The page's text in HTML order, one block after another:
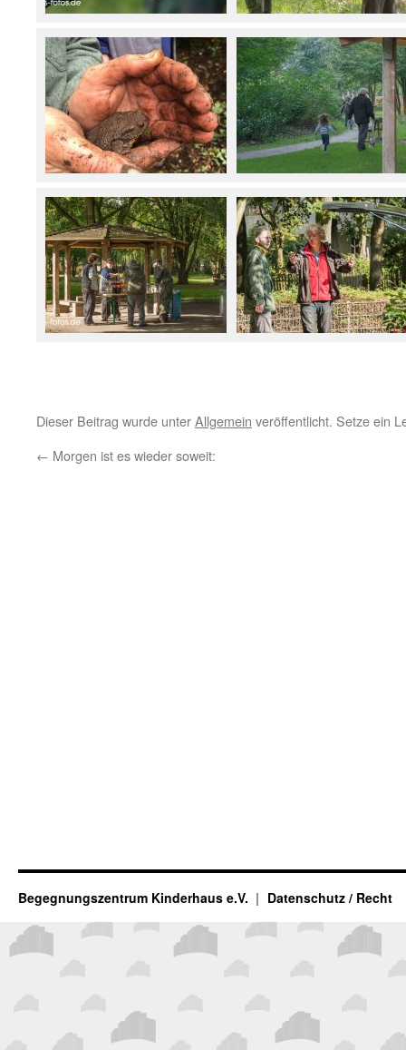
Dieser Beitrag wurde unterAllgemein veröffentlicht. Setze ein
← Morgen ist es wieder soweit:
Begegnungszentrum Kinderhaus e.V. Datenschutz / Recht